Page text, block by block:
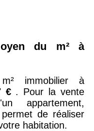
du m² à
immobilier à
€ . Pour la vente
appartement,
de réaliser
habitation.